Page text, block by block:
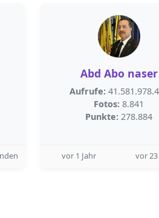
Abd Abo naser
Aufrufe:
Fotos: 8.841
Punkte: 278.884
vor 1 Jahr vor